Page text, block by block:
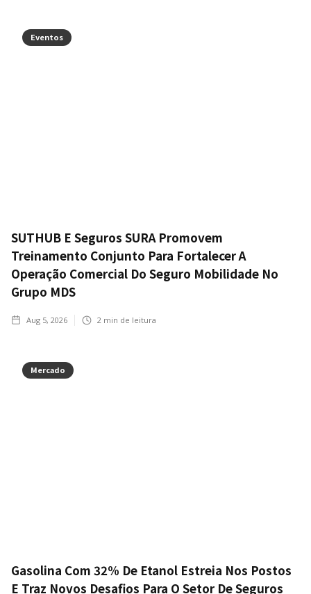
Eventos
SUTHUB E Seguros SURA Promovem
Treinamento Conjunto Para Fortalecer A
Operação Comercial Do Seguro Mobilidade No
Grupo MDS
Aug 5, 2026 2 min de leitura
Mercado
Gasolina Com 32% De Etanol Estreia Nos Postos
E Traz Novos Desafios Para O Setor De Seguros